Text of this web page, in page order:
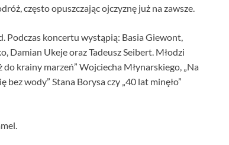
często opuszczając ojczyznę już na zawsze.
Podczas koncertu wystąpią: Basia Giewont,
Damian Ukeje oraz Tadeusz Seibert. Młodzi
krainy marzeń” Wojciecha Młynarskiego, „Na
wody” Stana Borysa czy „40 lat minęło”